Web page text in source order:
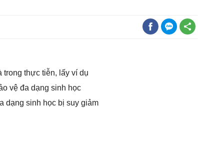
trong thực tiễn, lấy ví dụ
vệ đa dạng sinh học
dạng sinh học bị suy giảm